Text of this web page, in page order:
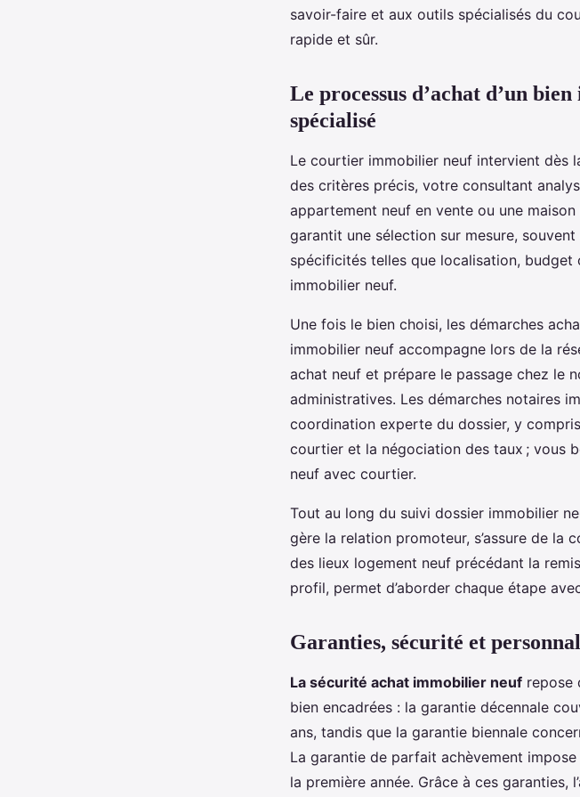
savoir-faire et aux outils spécialisés du
rapide et sûr.
Le processus d’achat d’un
spécialisé
Le courtier immobilier neuf intervient dès
des critères précis, votre consultant
appartement neuf en vente ou une
garantit une sélection sur mesure,
spécificités telles que localisation,
immobilier neuf.
Une fois le bien choisi, les démarches
immobilier neuf accompagne lors de la
achat neuf et prépare le passage chez le
administratives. Les démarches notaires
coordination experte du dossier, y
courtier et la négociation des taux ; vous
neuf avec courtier.
Tout au long du suivi dossier immobilier
gère la relation promoteur, s’assure de la
des lieux logement neuf précédant la
profil, permet d’aborder chaque étape
Garanties, sécurité et
La sécurité achat immobilier neuf repose
bien encadrées : la garantie décennale
ans, tandis que la garantie biennale
La garantie de parfait achèvement
la première année. Grâce à ces garanties,